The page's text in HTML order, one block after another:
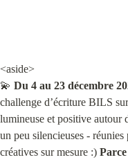
<aside>
💫 Du 4 au 23 décembre
challenge d’écriture BILS
lumineuse et positive autour
un peu silencieuses -
créatives sur mesure :)